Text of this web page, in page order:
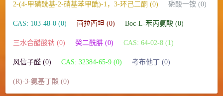
2-(4-甲磺酰基-2-硝基苯甲酰)-1，3-环己二酮 (0) 磷酸一铵 (0)
CAS: 103-48-0 (0) 茴拉西坦 (0) Boc-L-苯丙氨酸 (0)
三水合醋酸钠 (0) 癸二酰肼 (0) CAS: 64-02-8 (1)
风信子醛 (0) CAS: 32384-65-9 (0) 考布他丁 (0)
(R)-3-氨基丁酸 (0)